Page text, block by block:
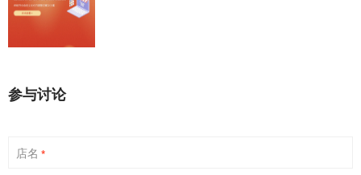
参与讨论
店名 *